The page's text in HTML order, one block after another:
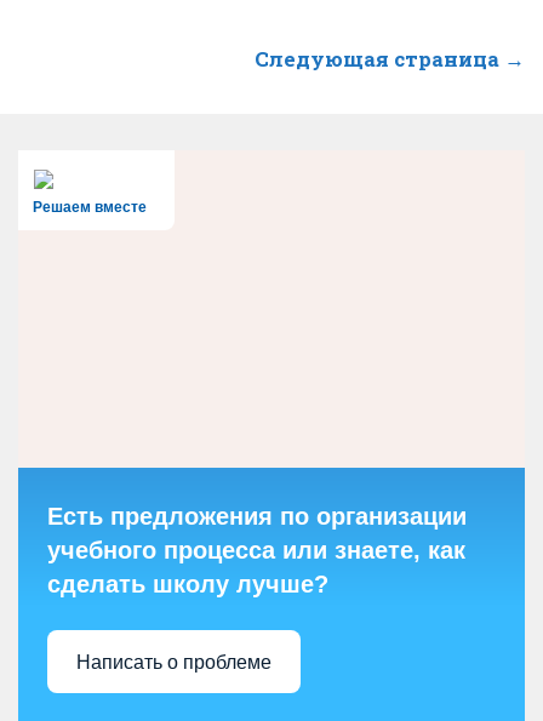
Следующая страница →
Решаем вместе
Есть предложения по организации
учебного процесса или знаете, как
сделать школу лучше?
Написать о проблеме